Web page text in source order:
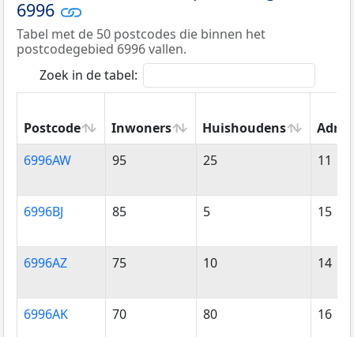
6996
Tabel met de 50 postcodes die binnen het
postcodegebied 6996 vallen.
Zoek in de tabel:
Postcode Inwoners Huishoudens
Postcode
Inwoners Huishoudens
6996AW 95 25 11
6996BJ 85 5 15
6996AZ 75 10 14
6996AK 70 80 16